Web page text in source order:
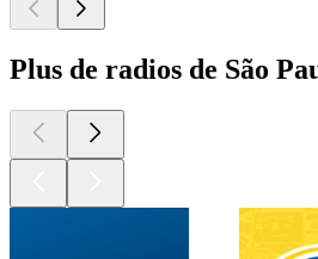
Plus de radios de São